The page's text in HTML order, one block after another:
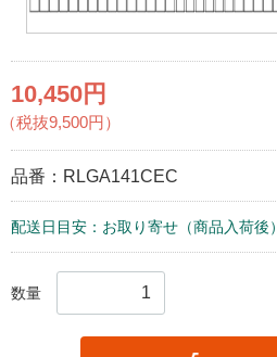
10,450円
（税抜9,500円）
品番： RLGA141CEC
配送日目安：お取り寄せ（商品入荷後）
数量